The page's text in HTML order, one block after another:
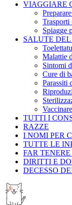
VIAGGIARE
Trasporti
Spiagge
SALUTE
Malattie
Sintomi
Cure di
Parassiti
TUTTI I
RAZZE
I NOMI PER
TUTTE LE
FAR
DIRITTI E
DECESSO